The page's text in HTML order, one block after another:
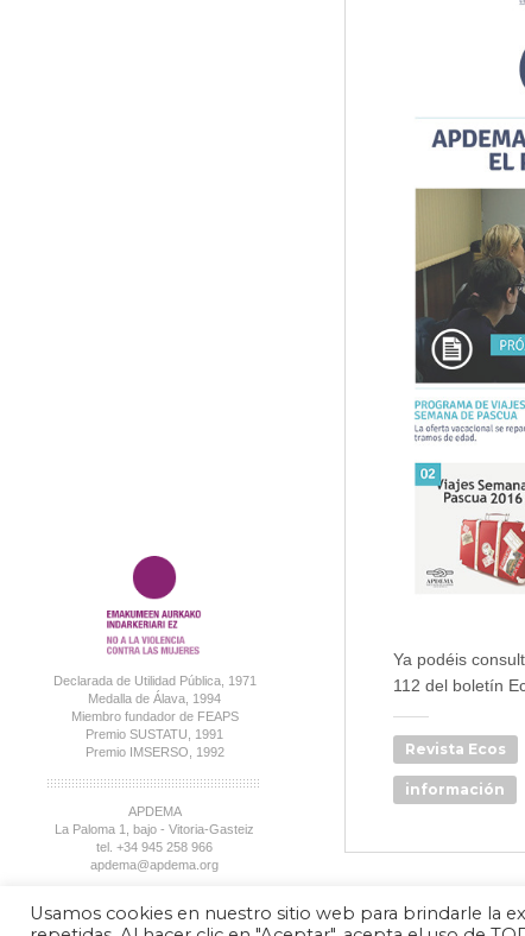
Ya podéis
112 del boletín
Revista Ecos
información
Usamos cookies en nuestro sitio web para brindarle la
Declarada de Utilidad Pública, 1971
Medalla de Álava, 1994
Miembro fundador de FEAPS
Premio SUSTATU, 1991
Premio IMSERSO, 1992
APDEMA
La Paloma 1, bajo - Vitoria-Gasteiz
tel. +34 945 258 966
apdema@apdema.org
Política Compliance